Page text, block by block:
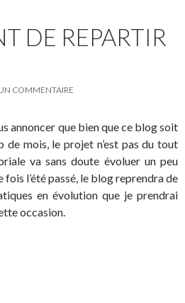
DE REPARTIR
COMMENTAIRE
annoncer que bien que ce blog soit
de mois, le projet n’est pas du tout
va sans doute évoluer un peu
fois l’été passé, le blog reprendra de
en évolution que je prendrai
occasion.